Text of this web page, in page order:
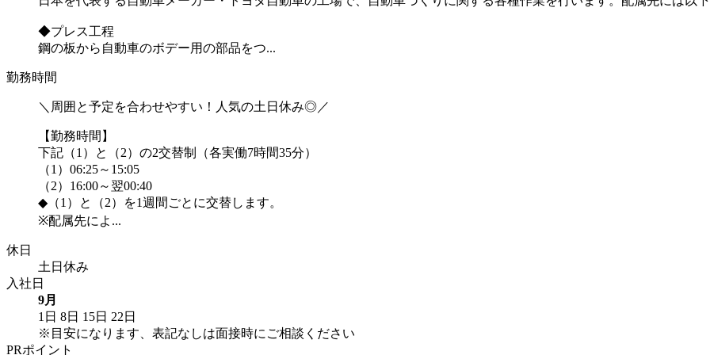
◆プレス工程
鋼の板から自動車のボデー用の部品をつ...
勤務時間
＼周囲と予定を合わせやすい！人気の土日休み◎／
【勤務時間】
下記（1）と（2）の2交替制（各実働7時間35分）
（1）06:25～15:05
（2）16:00～翌00:40
◆（1）と（2）を1週間ごとに交替します。
※配属先によ...
休日
土日休み
入社日
9月
1日 8日 15日 22日
※目安になります、表記なしは面接時にご相談ください
PRポイント